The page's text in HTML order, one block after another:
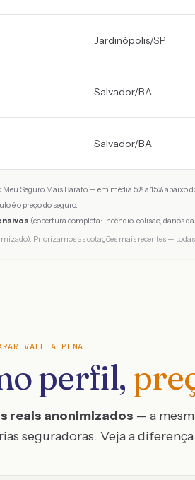
Jardinópolis/SP
Salvador/BA
Salvador/BA
Meu Seguro Mais Barato — em média 5% a 15% abaixo
é o preço do seguro.
(cobertura completa: incêndio, colisão, danos
Priorizamos as cotações mais recentes —
VALE A PENA
perfil,
reais anonimizados — a
seguradoras. Veja a